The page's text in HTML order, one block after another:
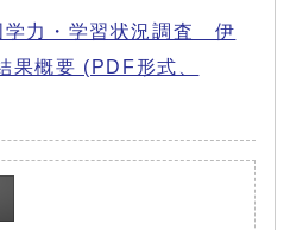
力・学習状況調査 伊
果概要 (PDF形式、